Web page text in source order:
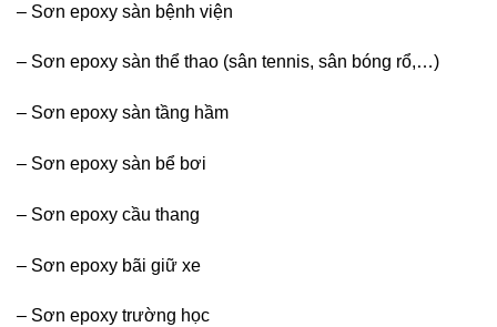
– Sơn epoxy sàn bệnh viện
– Sơn epoxy sàn thể thao (sân tennis, sân bóng rổ,…)
– Sơn epoxy sàn tầng hầm
– Sơn epoxy sàn bể bơi
– Sơn epoxy cầu thang
– Sơn epoxy bãi giữ xe
– Sơn epoxy trường học